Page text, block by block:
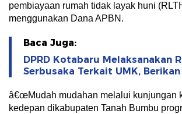
pembiayaan rumah tidak layak huni
menggunakan Dana APBN.
Baca Juga:
DPRD Kotabaru Melaksanakan
Serbusaka Terkait UMK,
â€œMudah mudahan melalui kunjungan
kedepan dikabupaten Tanah Bumbu